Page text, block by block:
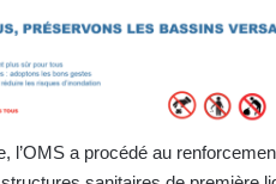
l’OMS a procédé au